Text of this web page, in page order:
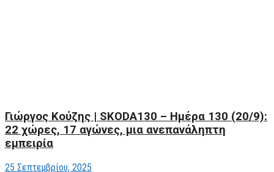
Γιώργος Κούζης | SKODA130 – Hμέρα 130 (20/9):
22 χώρες, 17 αγώνες, μια ανεπανάληπτη
εμπειρία
25 Σεπτεμβρίου, 2025